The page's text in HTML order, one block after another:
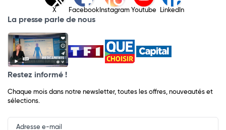
X Facebook Instagram Youtube LinkedIn
La presse parle de nous
Restez informé !
Chaque mois dans notre newsletter, toutes les offres, nouveautés et
sélections.
Input
Newsletter